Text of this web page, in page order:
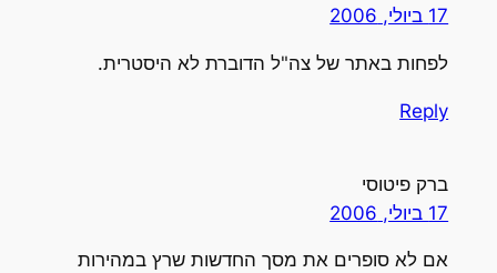
17 ביולי, 2006
לפחות באתר של צה"ל הדוברת לא היסטרית.
Reply
ברק פיטוסי
17 ביולי, 2006
אם לא סופרים את מסך החדשות שרץ במהירות